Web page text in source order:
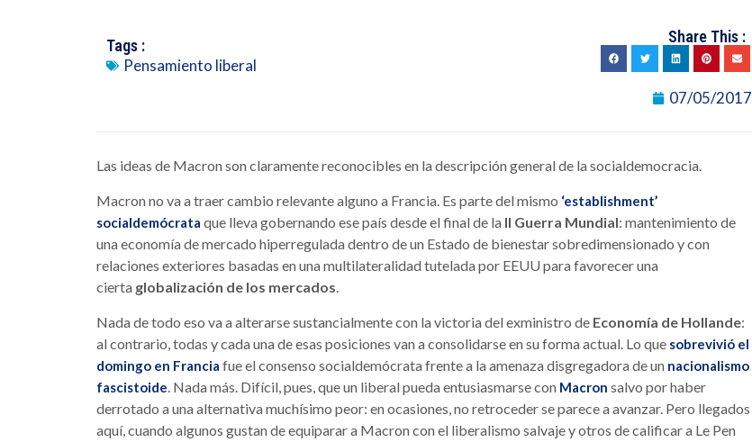
Tags :
Pensamiento liberal
Share This :
07/05/2017
Las ideas de Macron son claramente reconocibles en la descripción general de la socialdemocracia.
Macron no va a traer cambio relevante alguno a Francia. Es parte del mismo ‘establishment’
socialdemócrata que lleva gobernando ese país desde el final de la II Guerra Mundial: mantenimiento de
una economía de mercado hiperregulada dentro de un Estado de bienestar sobredimensionado y con
relaciones exteriores basadas en una multilateralidad tutelada por EEUU para favorecer una
cierta globalización de los mercados.
Nada de todo eso va a alterarse sustancialmente con la victoria del exministro de Economía de Hollande:
al contrario, todas y cada una de esas posiciones van a consolidarse en su forma actual. Lo que sobrevivió el
domingo en Francia fue el consenso socialdemócrata frente a la amenaza disgregadora de un nacionalismo
fascistoide. Nada más. Difícil, pues, que un liberal pueda entusiasmarse con Macron salvo por haber
derrotado a una alternativa muchísimo peor: en ocasiones, no retroceder se parece a avanzar. Pero llegados
aquí, cuando algunos gustan de equiparar a Macron con el liberalismo salvaje y otros de calificar a Le Pen